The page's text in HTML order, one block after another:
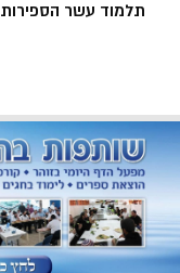
תלמוד עשר הספירות